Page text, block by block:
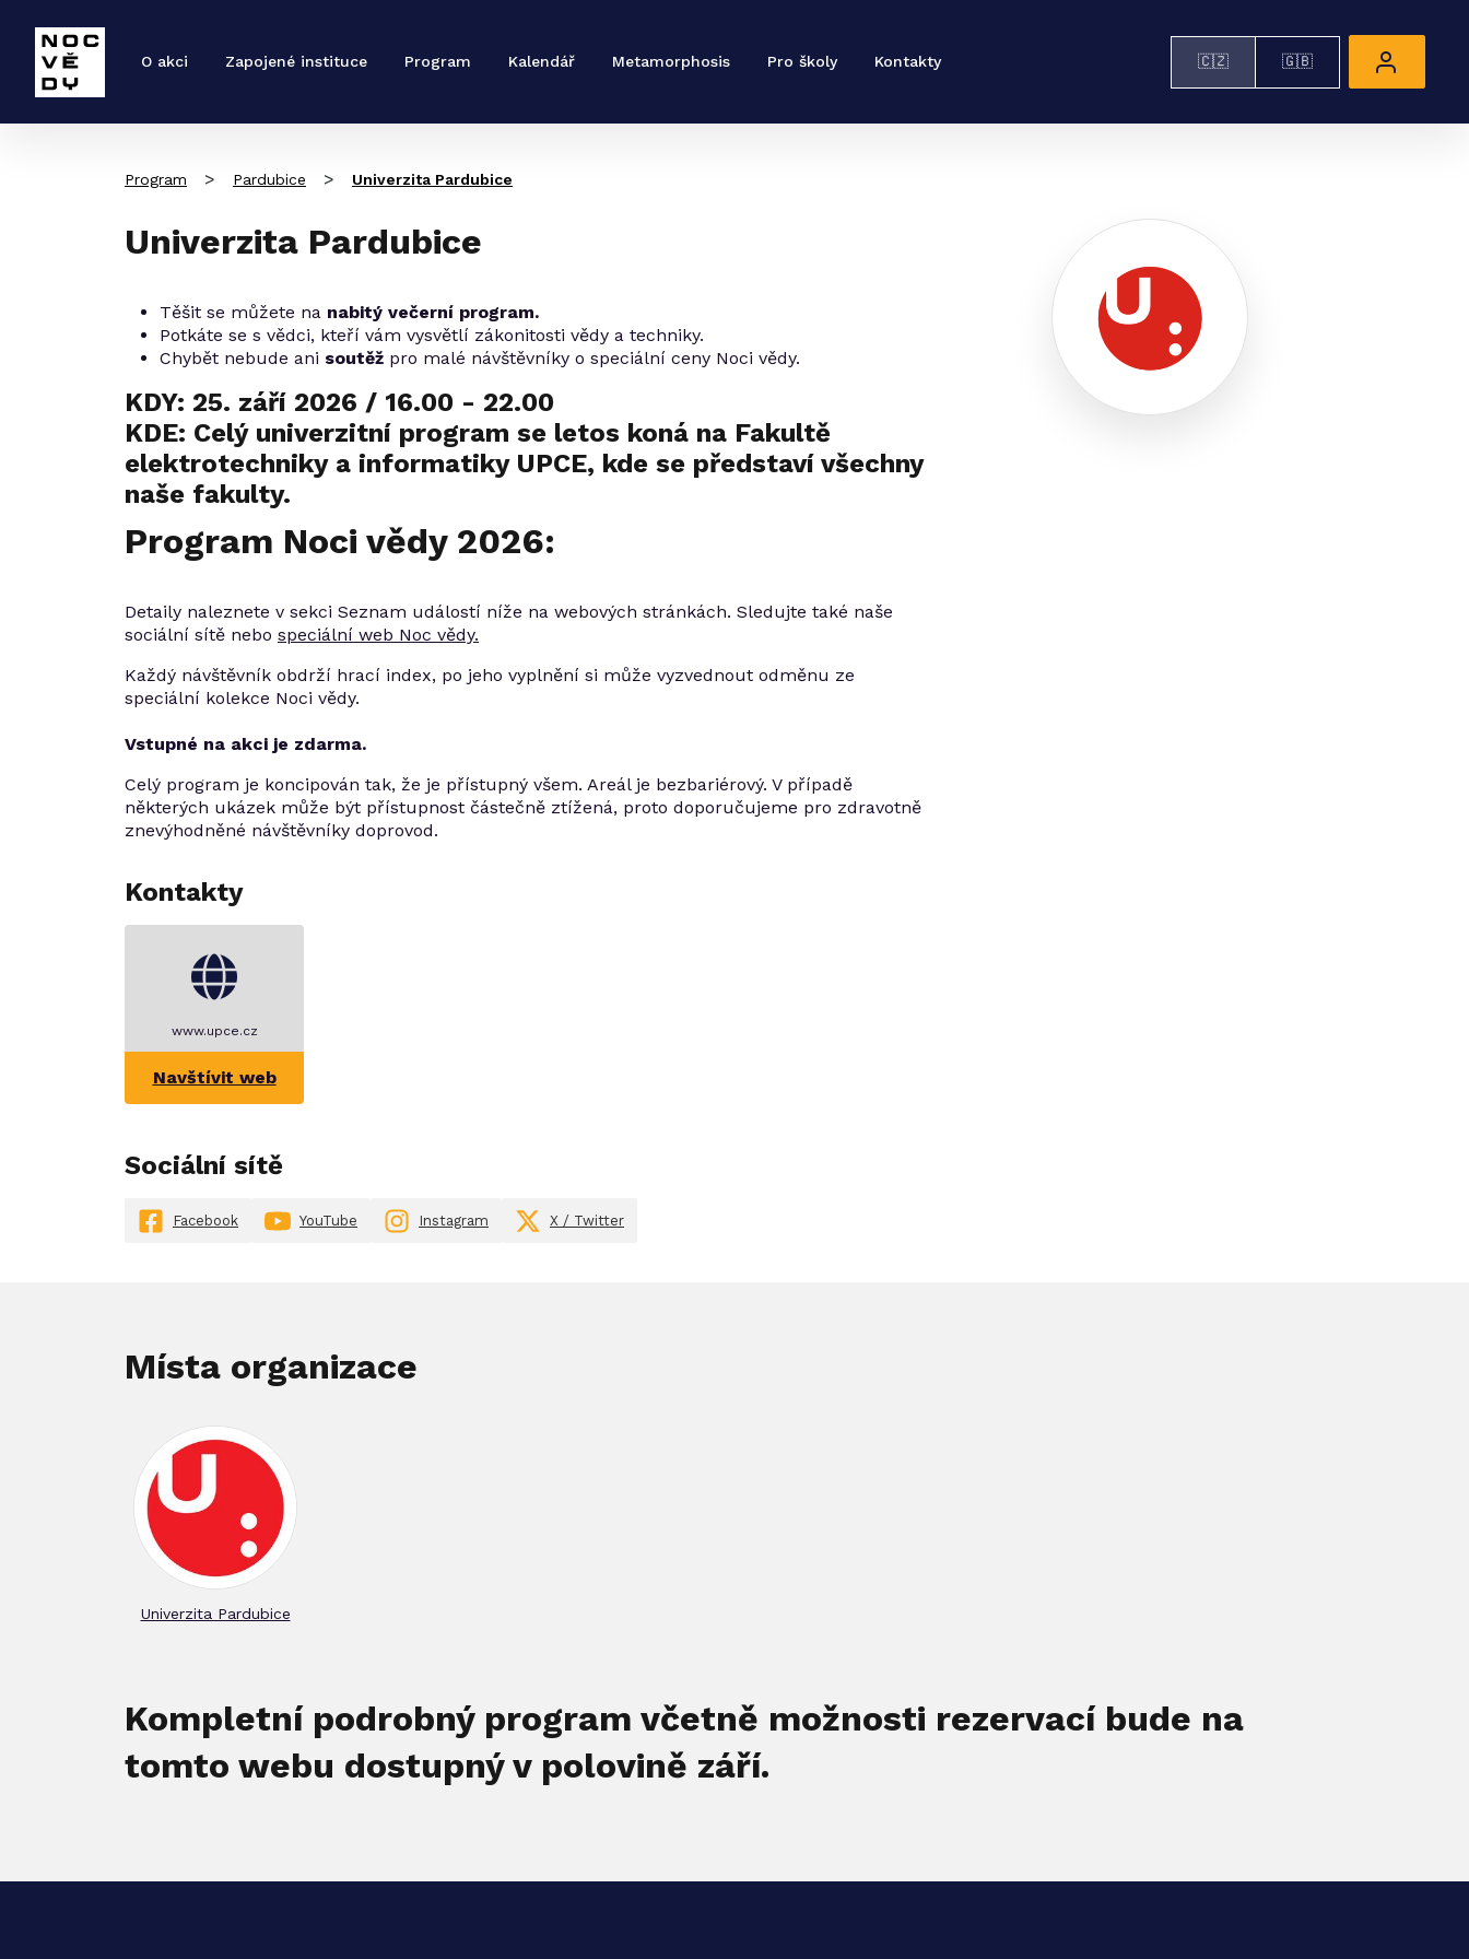
O akci Zapojené instituce Program Kalendář Metamorphosis Pro školy Kontakty 🇨🇿 🇬🇧
Program > Pardubice > Univerzita Pardubice
Univerzita Pardubice
Těšit se můžete na nabitý večerní program.
Potkáte se s vědci, kteří vám vysvětlí zákonitosti vědy a techniky.
Chybět nebude ani soutěž pro malé návštěvníky o speciální ceny Noci vědy.
KDY: 25. září 2026 / 16.00 - 22.00
KDE: Celý univerzitní program se letos koná na Fakultě
elektrotechniky a informatiky UPCE, kde se představí všechny
naše fakulty.
Program Noci vědy 2026:
Detaily naleznete v sekci Seznam událostí níže na webových stránkách. Sledujte také naše
sociální sítě nebo speciální web Noc vědy.
Každý návštěvník obdrží hrací index, po jeho vyplnění si může vyzvednout odměnu ze
speciální kolekce Noci vědy.
Vstupné na akci je zdarma.
Celý program je koncipován tak, že je přístupný všem. Areál je bezbariérový. V případě
některých ukázek může být přístupnost částečně ztížená, proto doporučujeme pro zdravotně
znevýhodněné návštěvníky doprovod.
Kontakty
www.upce.cz
Navštívit web
Sociální sítě
Facebook YouTube Instagram X / Twitter
Místa organizace
Univerzita Pardubice
Kompletní podrobný program včetně možnosti rezervací bude na
tomto webu dostupný v polovině září.